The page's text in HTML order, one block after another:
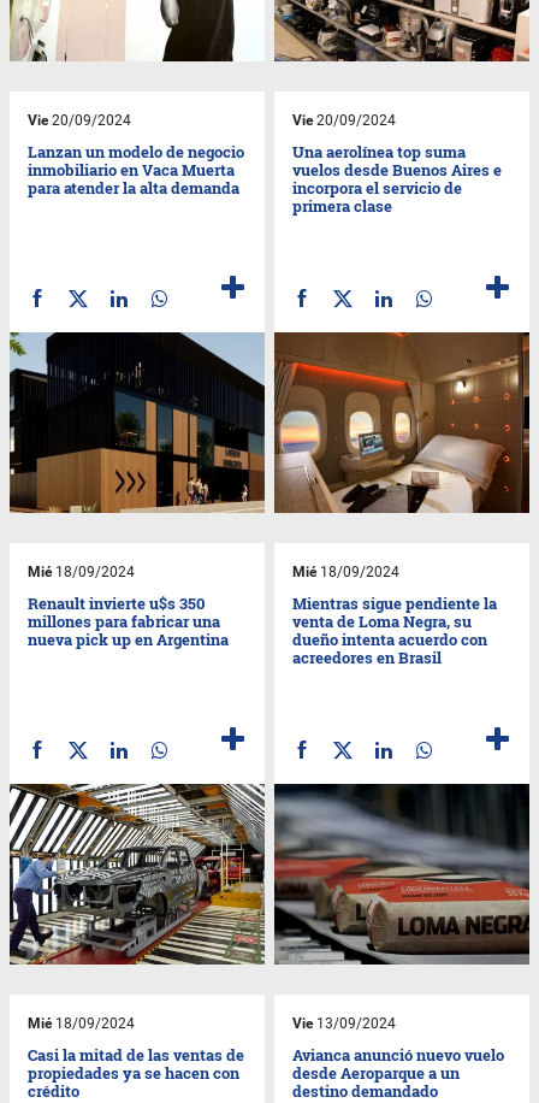
Vie20/09/2024
Lanzan un modelo de negocio
inmobiliario en Vaca Muerta
para atender la alta demanda
Vie20/09/2024
Una aerolínea top suma
vuelos desde Buenos Aires e
incorpora el servicio de
primera clase
Mié18/09/2024
Renault invierte u$s 350
millones para fabricar una
nueva pick up en Argentina
Mié18/09/2024
Mientras sigue pendiente la
venta de Loma Negra, su
dueño intenta acuerdo con
acreedores en Brasil
Mié18/09/2024
Casi la mitad de las ventas de
propiedades ya se hacen con
crédito
Vie13/09/2024
Avianca anunció nuevo vuelo
desde Aeroparque a un
destino demandado